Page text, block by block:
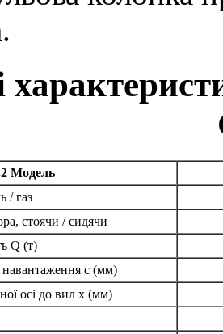
Модель
/ газ
стоячи / сидячи
Q (т)
навантаження c (мм)
осі до вил x (мм)